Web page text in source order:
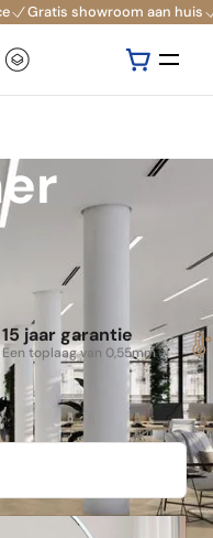
Gratis showroom aan huis
15 jaar garantie
Een toplaag van 0,55mm